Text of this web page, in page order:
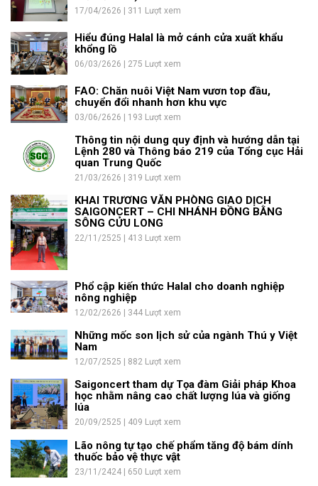
17/04/2626 | 311 Lượt xem
Hiểu đúng Halal là mở cánh cửa xuất khẩu
khổng lồ
06/03/2626 | 275 Lượt xem
FAO: Chăn nuôi Việt Nam vươn top đầu,
chuyển đổi nhanh hơn khu vực
03/06/2626 | 193 Lượt xem
Thông tin nội dung quy định và hướng dẫn tại
Lệnh 280 và Thông báo 219 của Tổng cục Hải
quan Trung Quốc
21/03/2626 | 319 Lượt xem
KHAI TRƯƠNG VĂN PHÒNG GIAO DỊCH
SAIGONCERT – CHI NHÁNH ĐỒNG BẰNG
SÔNG CỬU LONG
22/11/2525 | 413 Lượt xem
Phổ cập kiến thức Halal cho doanh nghiệp
nông nghiệp
12/02/2626 | 344 Lượt xem
Những mốc son lịch sử của ngành Thú y Việt
Nam
12/07/2525 | 882 Lượt xem
Saigoncert tham dự Tọa đàm Giải pháp Khoa
học nhằm nâng cao chất lượng lúa và giống
lúa
20/09/2525 | 409 Lượt xem
Lão nông tự tạo chế phẩm tăng độ bám dính
thuốc bảo vệ thực vật
23/11/2424 | 650 Lượt xem